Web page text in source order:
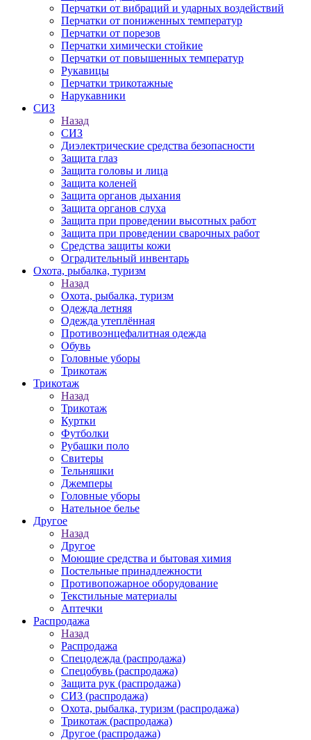
Перчатки от вибраций и ударных воздействий
Перчатки от пониженных температур
Перчатки от порезов
Перчатки химически стойкие
Перчатки от повышенных температур
Рукавицы
Перчатки трикотажные
Нарукавники
СИЗ
Назад
СИЗ
Диэлектрические средства безопасности
Защита глаз
Защита головы и лица
Защита коленей
Защита органов дыхания
Защита органов слуха
Защита при проведении высотных работ
Защита при проведении сварочных работ
Средства защиты кожи
Оградительный инвентарь
Охота, рыбалка, туризм
Назад
Охота, рыбалка, туризм
Одежда летняя
Одежда утеплённая
Противоэнцефалитная одежда
Обувь
Головные уборы
Трикотаж
Трикотаж
Назад
Трикотаж
Куртки
Футболки
Рубашки поло
Свитеры
Тельняшки
Джемперы
Головные уборы
Нательное белье
Другое
Назад
Другое
Моющие средства и бытовая химия
Постельные принадлежности
Противопожарное оборудование
Текстильные материалы
Аптечки
Распродажа
Назад
Распродажа
Спецодежда (распродажа)
Спецобувь (распродажа)
Защита рук (распродажа)
СИЗ (распродажа)
Охота, рыбалка, туризм (распродажа)
Трикотаж (распродажа)
Другое (распродажа)